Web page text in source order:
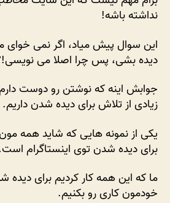
نداشته باشه!
این سوال پیش میاد، اگر نمی
دیده بشی، پس چرا اصلا می
جوابش اینه که نوشتن رو دوست
زیادی از تلاش برای دیده شدن داریم.
یکی از نمونه هایی که شاید همه
برای دیده شدن توی اینستاگرام
ما که این همه کار کردیم برای دیده
خودمون کاری رو بکنیم.